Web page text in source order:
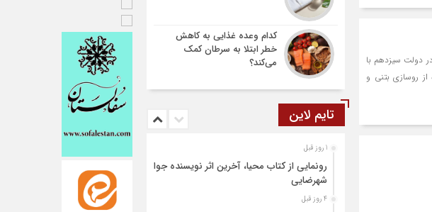
در دولت سیزدهم با
روسازی بتنی و
کدام وعده غذایی به کاهش
خطر ابتلا به سرطان کمک
می‌کند؟
تایم لاین
1 روز قبل
رونمایی از کتاب محیا، آخرین اثر نویسنده جوان
شهرضایی
4 روز قبل